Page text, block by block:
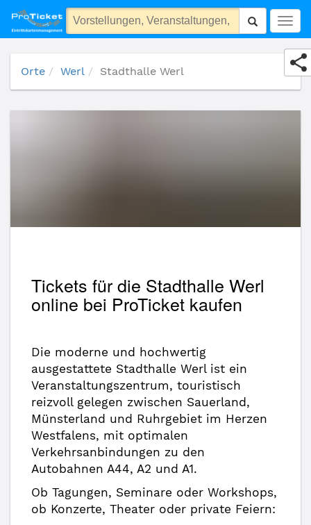
Stadthalle Werl
Orte Werl Stadthalle Werl
Tickets für die Stadthalle Werl
online bei ProTicket kaufen
Die moderne und hochwertig
ausgestattete Stadthalle Werl ist ein
Veranstaltungszentrum, touristisch
reizvoll gelegen zwischen Sauerland,
Münsterland und Ruhrgebiet im Herzen
Westfalens, mit optimalen
Verkehrsanbindungen zu den
Autobahnen A44, A2 und A1.
Ob Tagungen, Seminare oder Workshops,
ob Konzerte, Theater oder private Feiern: